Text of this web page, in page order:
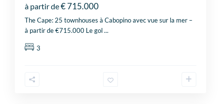
à partir de€ 715.000
The Cape: 25 townhouses à Cabopino avec vue sur la mer –
à partir de €715.000 Le gol...
3